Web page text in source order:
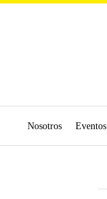
Nosotros Eventos